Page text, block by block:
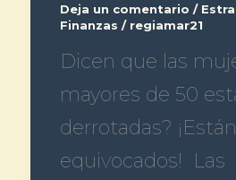
Deja un comentario /
Finanzas / regiamar21
Dicen que las
mayores de 50
derrotadas? ¡Están
equivocados! Las